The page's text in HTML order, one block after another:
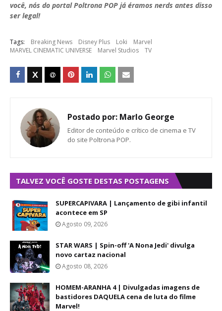
você, nós do portal Poltrona POP já éramos nerds antes disso
ser legal!
Tags: Breaking News Disney Plus Loki
Marvel
MARVEL CINEMATIC UNIVERSE
Marvel Studios TV
Postado por: Marlo George
Editor de conteúdo e crítico de cinema e TV
do site Poltrona POP.
TALVEZ VOCÊ GOSTE DESTAS POSTAGENS
SUPERCAPIVARA | Lançamento de gibi infantil
acontece em SP
Agosto 09, 2026
STAR WARS | Spin-off 'A Nona Jedi' divulga
novo cartaz nacional
Agosto 08, 2026
HOMEM-ARANHA 4 | Divulgadas imagens de
bastidores DAQUELA cena de luta do filme
Marvel!